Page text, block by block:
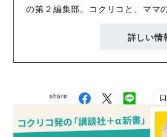
の第２編集部。コクリコと、ママ
ち上げました。子育てをしながら
https://twitter.com/AnyMaMaJP
https://www.instagram.com/
詳しい情
share